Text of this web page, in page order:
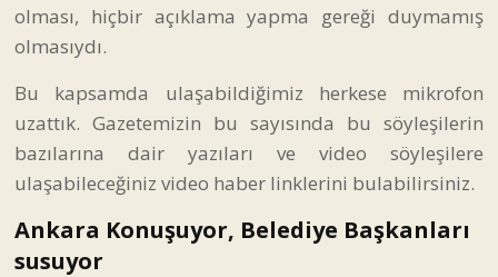
olması, hiçbir açıklama yapma gereği duymamış
olmasıydı.
Bu kapsamda ulaşabildiğimiz herkese mikrofon
uzattık. Gazetemizin bu sayısında bu söyleşilerin
bazılarına dair yazıları ve video söyleşilere
ulaşabileceğiniz video haber linklerini bulabilirsiniz.
Ankara Konuşuyor, Belediye Başkanları
susuyor